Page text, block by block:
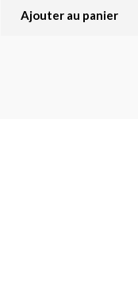
Ajouter au panier